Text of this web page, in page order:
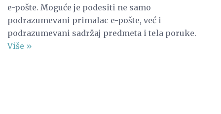
e-pošte. Moguće je podesiti ne samo
podrazumevani primalac e-pošte, već i
podrazumevani sadržaj predmeta i tela poruke.
Više »